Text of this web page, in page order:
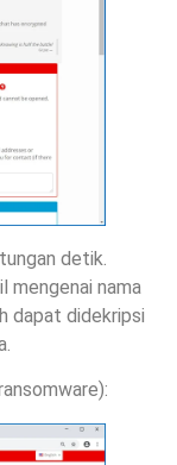
detik.
mengenai nama
dapat didekripsi